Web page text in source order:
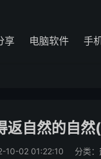
享 电脑软件 手
返自然的自
10-02 01:22:10 分类：